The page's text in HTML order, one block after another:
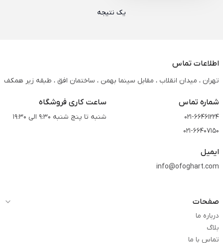
یک نتیجه
اطلاعات تماس
تهران ، میدان انقلاب ، مقابل سینما بهمن ، ساختمان افق ، طبقه زیر همکف
شماره تماس
021-66461224
021-66407150
ساعت کاری فروشگاه
شنبه تا پنج شنبه 9:30 الی 19:30
ایمیل
info@ofoghart.com
صفحات
درباره ما
بلاگ
تماس با ما